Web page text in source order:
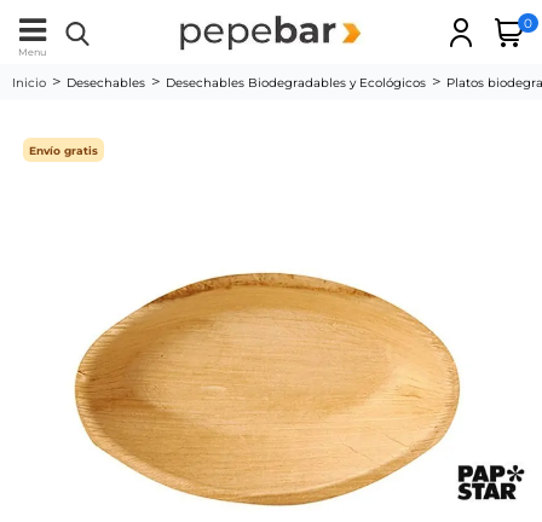
Menu
0
Inicio Desechables Desechables Biodegradables y Ecológicos Platos
Envío gratis